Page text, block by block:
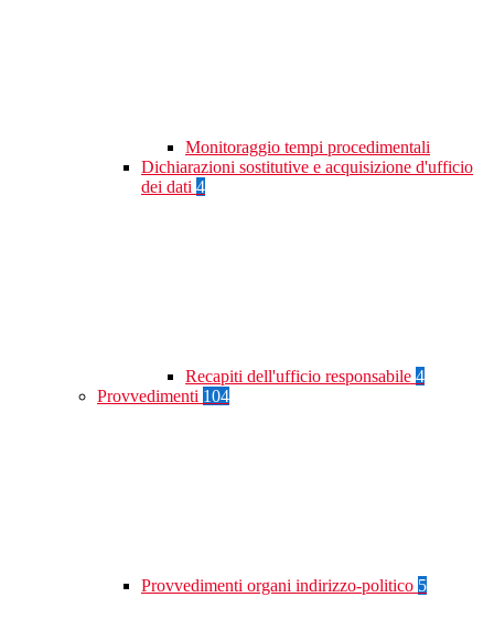
Monitoraggio tempi procedimentali
Dichiarazioni sostitutive e acquisizione d'ufficio
dei dati 4
Recapiti dell'ufficio responsabile 4
Provvedimenti 104
Provvedimenti organi indirizzo-politico 5